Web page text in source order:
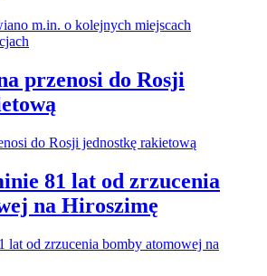
przenosi do Rosji
81 lat od zrzucenia
na Hiroszimę